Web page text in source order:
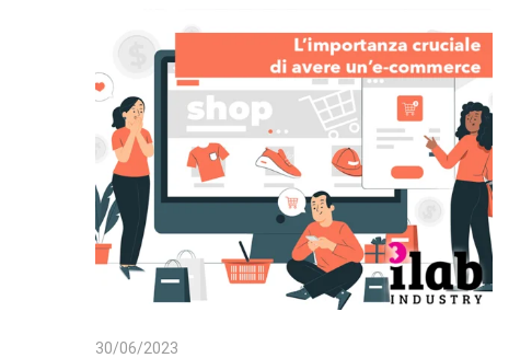
30/06/2023